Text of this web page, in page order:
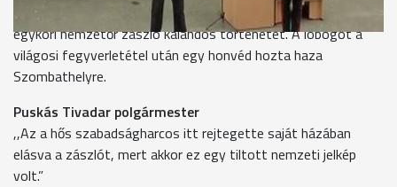
Lendvai Rezső nyugalmazott mentőtiszt kutatta fel az
egykori nemzetőr zászló kalandos történetét. A lobogót a
világosi fegyverletétel után egy honvéd hozta haza
Szombathelyre.
Puskás Tivadar polgármester
,,Az a hős szabadságharcos itt rejtegette saját házában
elásva a zászlót, mert akkor ez egy tiltott nemzeti jelkép
volt.”